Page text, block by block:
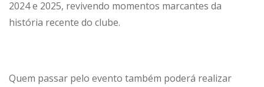
2024 e 2025, revivendo momentos marcantes da
história recente do clube.
Quem passar pelo evento também poderá realizar